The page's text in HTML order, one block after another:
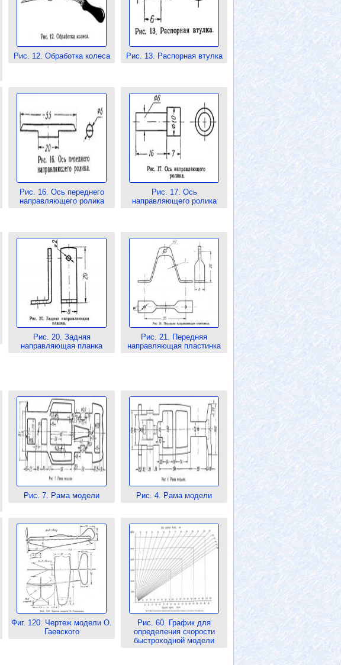
Рис. 12. Обработка колеса Рис. 13. Распорная втулка
Рис. 16. Ось переднего
направляющего ролика
Рис. 17. Ось
направляющего ролика
Рис. 20. Задняя
направляющая планка
Рис. 21. Передняя
направляющая пластинка
Рис. 7. Рама модели Рис. 4. Рама модели
Фиг. 120. Чертеж модели О.
Гаевского
Рис. 60. График для
определения скорости
быстроходной модели